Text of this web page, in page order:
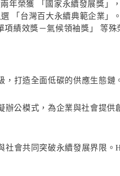
年榮獲 「國家永續發展獎」
「台灣百大永續典範企業」
績效獎－氣候領袖獎」 等
打造全面低碳的供應生態鏈
公模式，為企業與社會提供
會共同突破永續發展界限。